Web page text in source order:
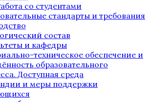
со студентами
стандарты и требования
состав
и кафедры
техническое обеспечение и
образовательного
Доступная среда
и меры поддержки